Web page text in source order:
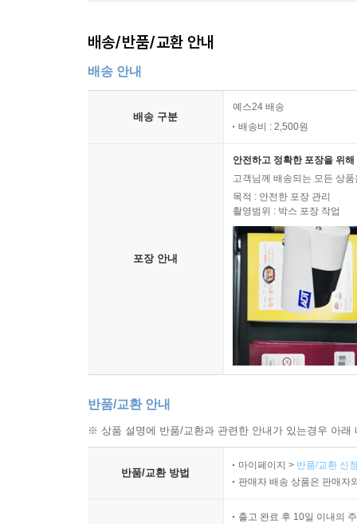
페르소나 80
낙엽 질 때 82
침묵의 소리 83
의문, 아직도 91
물 위에 뜬 하양 98
나무꾼 생각 100
까치 생각 102
자전거 이야기 104
배송/반품/교환 안내
배송 안내
배송 구분
예스24 배송
배송비 : 2,500원
포장 안내
안전하고 정확한 포장을 위
고객님께 배송되는 모든 상
목적 : 안전한 포장 관리
촬영범위 : 박스 포장 작업
반품/교환 안내
※ 상품 설명에 반품/교환과 관련한 안내가 있는경우 아
반품/교환 방법
마이페이지 > 반품/교환 신
판매자 배송 상품은 판매자
출고 완료 후 10일 이내의